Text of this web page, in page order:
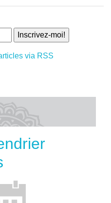
via RSS